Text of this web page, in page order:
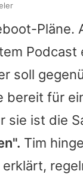
Pläne.
Podcast
soll
für
sie ist die
Tim